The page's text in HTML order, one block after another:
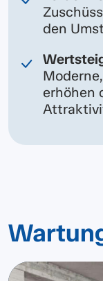
den
erhöhen